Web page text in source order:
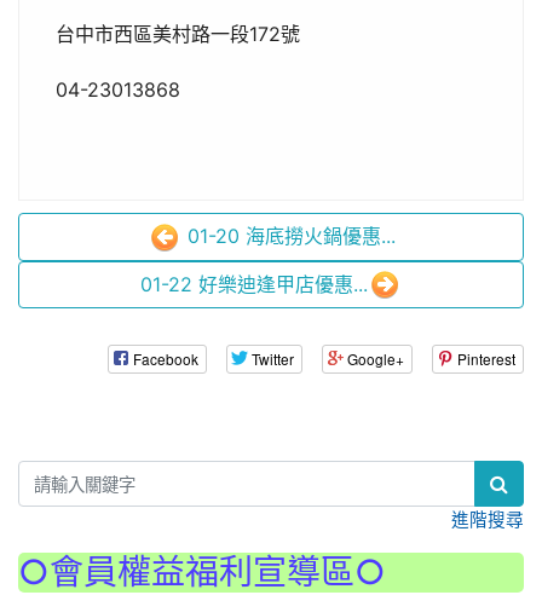
台中市西區美村路一段172號
04-23013868
01-20 海底撈火鍋優惠...
01-22 好樂迪逢甲店優惠...
Facebook Twitter Google+ Pinterest
進階搜尋
○會員權益福利宣導區○